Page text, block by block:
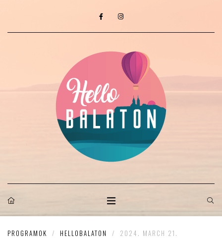
PROGRAMOK / HELLOBALATON / 2024. MARCH 21.